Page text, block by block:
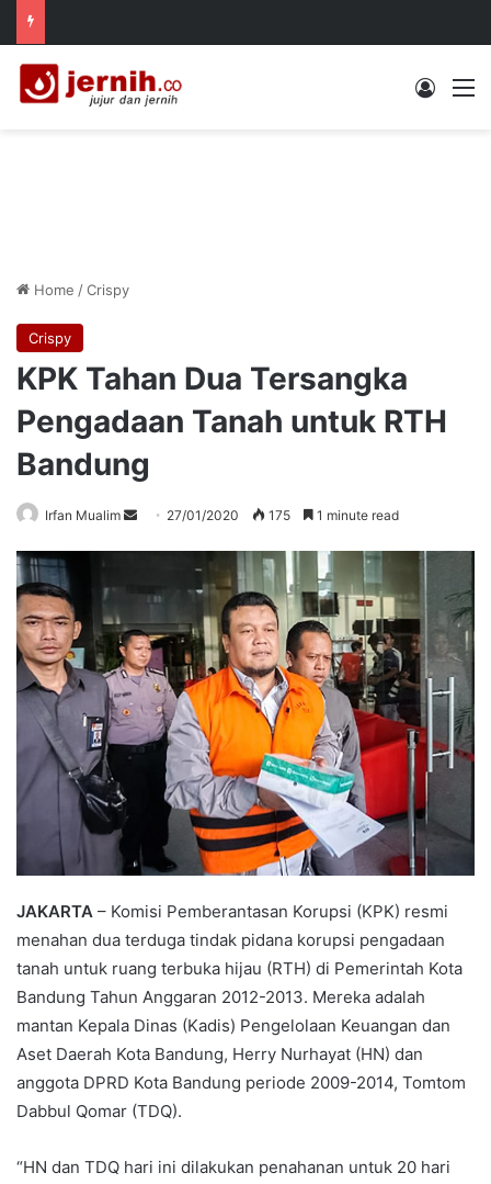
Log In
Home /Crispy
Crispy
KPK Tahan Dua Tersangka
Pengadaan Tanah untuk RTH
Bandung
Irfan Mualim
Send 27/01/2020 175 1 minute read
JAKARTA – Komisi Pemberantasan Korupsi (KPK) resmi
menahan dua terduga tindak pidana korupsi pengadaan
tanah untuk ruang terbuka hijau (RTH) di Pemerintah Kota
Bandung Tahun Anggaran 2012-2013. Mereka adalah
mantan Kepala Dinas (Kadis) Pengelolaan Keuangan dan
Aset Daerah Kota Bandung, Herry Nurhayat (HN) dan
anggota DPRD Kota Bandung periode 2009-2014, Tomtom
Dabbul Qomar (TDQ).
“HN dan TDQ hari ini dilakukan penahanan untuk 20 hari